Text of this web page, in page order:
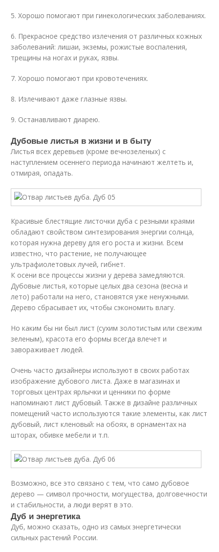
5. Хорошо помогают при гинекологических заболеваниях.
6. Прекрасное средство излечения от различных кожных
заболеваний: лишаи, экземы, рожистые воспаления,
трещины на ногах и руках, язвы.
7. Хорошо помогают при кровотечениях.
8. Излечивают даже глазные язвы.
9. Останавливают диарею.
Дубовые листья в жизни и в быту
Листья всех деревьев (кроме вечнозеленых) с
наступлением осеннего периода начинают желтеть и,
отмирая, опадать.
Красивые блестящие листочки дуба с резными краями
обладают свойством синтезирования энергии солнца,
которая нужна дереву для его роста и жизни. Всем
известно, что растение, не получающее
ультрафиолетовых лучей, гибнет.
К осени все процессы жизни у дерева замедляются.
Дубовые листья, которые целых два сезона (весна и
лето) работали на него, становятся уже ненужными.
Дерево сбрасывает их, чтобы сэкономить влагу.
Но каким бы ни был лист (сухим золотистым или свежим
зеленым), красота его формы всегда влечет и
завораживает людей.
Очень часто дизайнеры используют в своих работах
изображение дубового листа. Даже в магазинах и
торговых центрах ярлычки и ценники по форме
напоминают лист дубовый. Также в дизайне различных
помещений часто используются такие элементы, как лист
дубовый, лист кленовый: на обоях, в орнаментах на
шторах, обивке мебели и т.п.
Возможно, все это связано с тем, что само дубовое
дерево — символ прочности, могущества, долговечности
и стабильности, а люди верят в это.
Дуб и энергетика
Дуб, можно сказать, одно из самых энергетически
сильных растений России.